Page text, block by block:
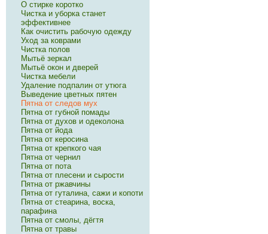
О стирке коротко
Чистка и уборка станет
эффективнее
Как очистить рабочую одежду
Уход за коврами
Чистка полов
Мытьё зеркал
Мытьё окон и дверей
Чистка мебели
Удаление подпалин от утюга
Выведение цветных пятен
Пятна от следов мух
Пятна от губной помады
Пятна от духов и одеколона
Пятна от йода
Пятна от керосина
Пятна от крепкого чая
Пятна от чернил
Пятна от пота
Пятна от плесени и сырости
Пятна от ржавчины
Пятна от гуталина, сажи и копоти
Пятна от стеарина, воска,
парафина
Пятна от смолы, дёгтя
Пятна от травы